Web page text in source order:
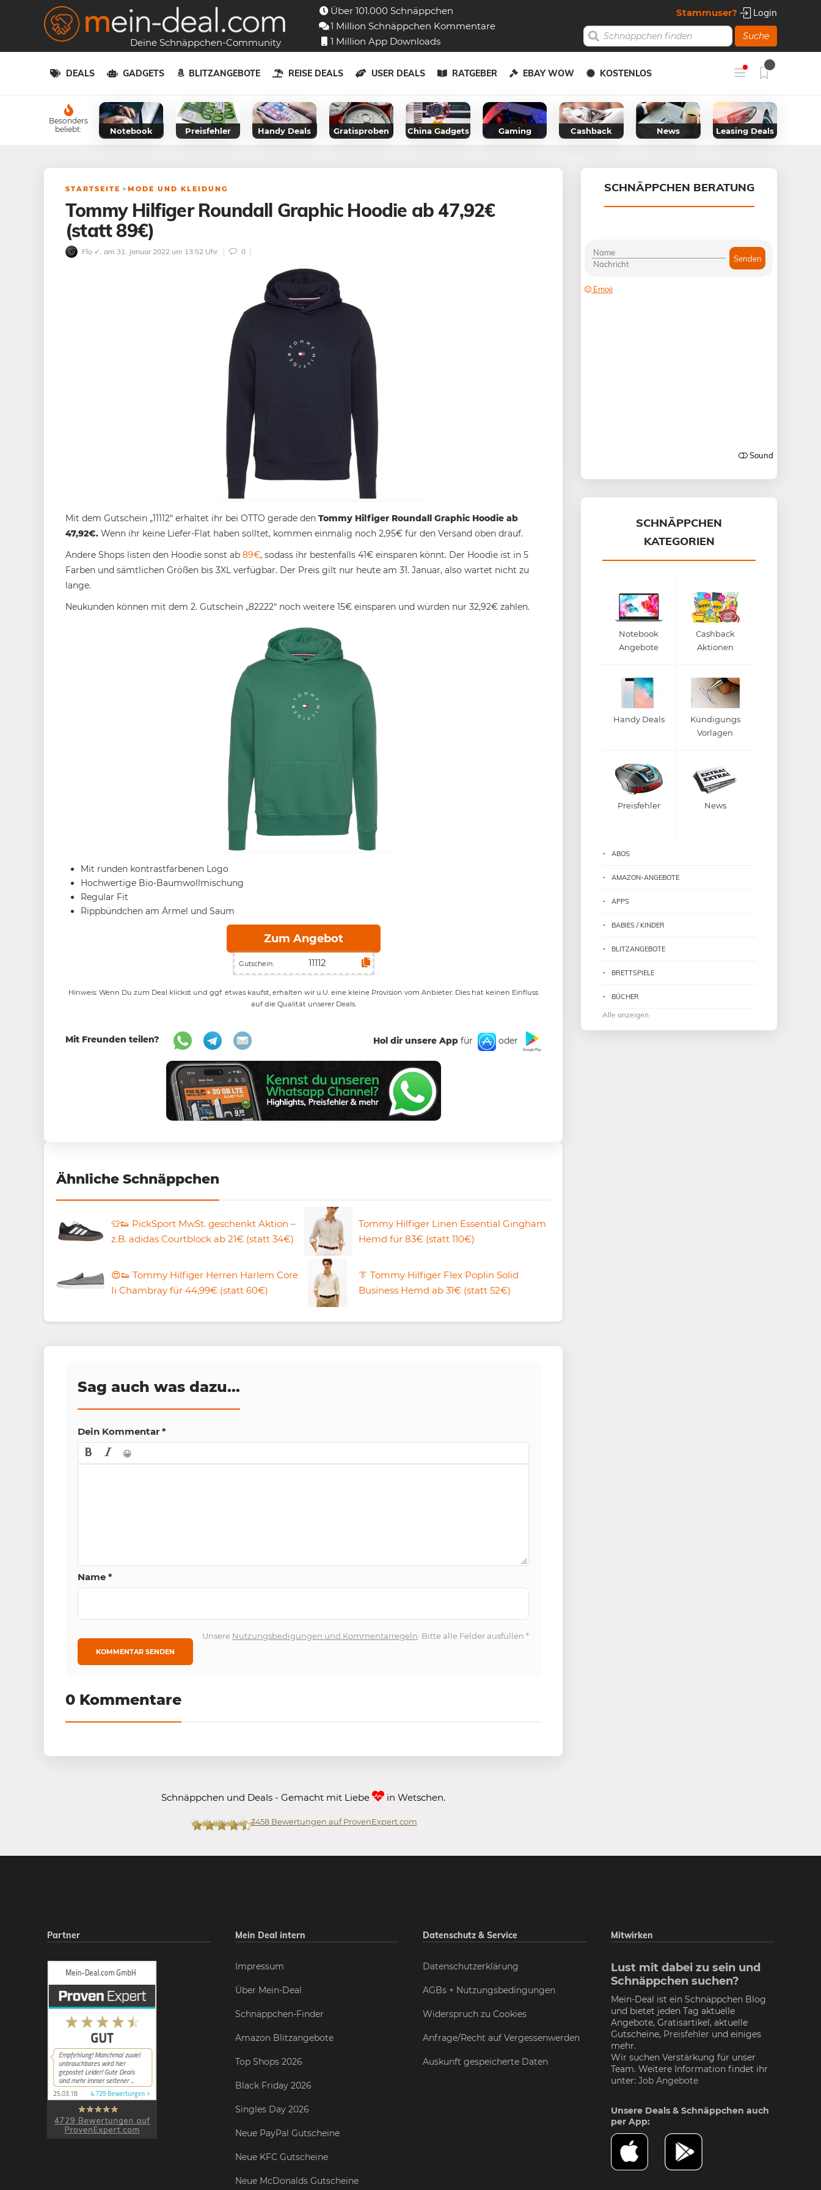
Deine Schnäppchen-Community
Über 101.000 Schnäppchen
1 Million Schnäppchen Kommentare
1 Million App Downloads
Stammuser? Login
Suche
DEALS GADGETS BLITZANGEBOTE REISE DEALS USER DEALS RATGEBER EBAY WOW KOSTENLOS
Besonders
beliebt:
Notebook Preisfehler Handy Deals Gratisproben China Gadgets Gaming Cashback News Leasing Deals
STARTSEITE > MODE UND KLEIDUNG
Tommy Hilfiger Roundall Graphic Hoodie ab 47,92€
(statt 89€)
Flo ✓ , am 31. Januar 2022 um 13:52 Uhr 0
Mit dem Gutschein „11112“ erhaltet ihr bei OTTO gerade den Tommy Hilfiger Roundall Graphic Hoodie ab
47,92€. Wenn ihr keine Liefer-Flat haben solltet, kommen einmalig noch 2,95€ für den Versand oben drauf.
Andere Shops listen den Hoodie sonst ab 89€, sodass ihr bestenfalls 41€ einsparen könnt. Der Hoodie ist in 5
Farben und sämtlichen Größen bis 3XL verfügbar. Der Preis gilt nur heute am 31. Januar, also wartet nicht zu
lange.
Neukunden können mit dem 2. Gutschein „82222“ noch weitere 15€ einsparen und würden nur 32,92€ zahlen.
Mit runden kontrastfarbenen Logo
Hochwertige Bio-Baumwollmischung
Regular Fit
Rippbündchen am Ärmel und Saum
Zum Angebot
Gutschein:
Hinweis: Wenn Du zum Deal klickst und ggf. etwas kaufst, erhalten wir u.U. eine kleine Provision vom Anbieter. Dies hat keinen Einfluss
auf die Qualität unserer Deals.
Mit Freunden teilen? Hol dir unsere App für oder
Ähnliche Schnäppchen
👕👟 PickSport MwSt. geschenkt Aktion –
z.B. adidas Courtblock ab 21€ (statt 34€)
Tommy Hilfiger Linen Essential Gingham
Hemd für 83€ (statt 110€)
😍👟 Tommy Hilfiger Herren Harlem Core
Ii Chambray für 44,99€ (statt 60€)
👔 Tommy Hilfiger Flex Poplin Solid
Business Hemd ab 31€ (statt 52€)
Sag auch was dazu...
Dein Kommentar *
😀
Name *
Unsere Nutzungsbedigungen und Kommentarregeln . Bitte alle Felder ausfüllen*
0 Kommentare
Schnäppchen und Deals - Gemacht mit Liebe in Wetschen.
3458Bewertungen auf ProvenExpert.com
SCHNÄPPCHEN BERATUNG
SCHNÄPPCHEN
KATEGORIEN
Notebook
Angebote
Cashback
Aktionen
Handy Deals
Kündigungs
Vorlagen
Preisfehler News
ABOS
AMAZON-ANGEBOTE
APPS
BABIES / KINDER
BLITZANGEBOTE
BRETTSPIELE
BÜCHER
Alle anzeigen
Partner Mein Deal intern
Impressum
Über Mein-Deal
Schnäppchen-Finder
Amazon Blitzangebote
Top Shops 2026
Black Friday 2026
Singles Day 2026
Neue PayPal Gutscheine
Neue KFC Gutscheine
Neue McDonalds Gutscheine
Datenschutz & Service
Datenschutzerklärung
AGBs + Nutzungsbedingungen
Widerspruch zu Cookies
Anfrage/Recht auf Vergessenwerden
Auskunft gespeicherte Daten
Mitwirken
Lust mit dabei zu sein und
Schnäppchen suchen?
Mein-Deal ist ein Schnäppchen Blog
und bietet jeden Tag aktuelle
Angebote, Gratisartikel, aktuelle
Gutscheine, Preisfehler und einiges
mehr.
Wir suchen Verstärkung für unser
Team. Weitere Information findet ihr
unter: Job Angebote
Unsere Deals & Schnäppchen auch
per App: